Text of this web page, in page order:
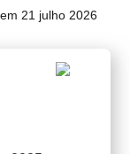
21 julho 2026